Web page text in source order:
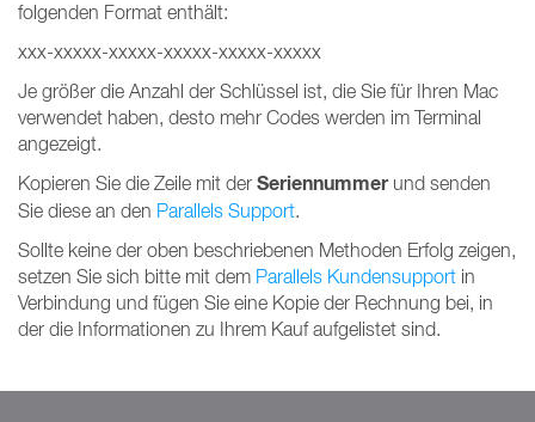
folgenden Format enthält:
xxx-xxxxx-xxxxx-xxxxx-xxxxx-xxxxx
Je größer die Anzahl der Schlüssel ist, die Sie für Ihren Mac
verwendet haben, desto mehr Codes werden im Terminal
angezeigt.
Kopieren Sie die Zeile mit der Seriennummerund senden
Sie diese an den Parallels Support.
Sollte keine der oben beschriebenen Methoden Erfolg zeigen,
setzen Sie sich bitte mit dem Parallels Kundensupport in
Verbindung und fügen Sie eine Kopie der Rechnung bei, in
der die Informationen zu Ihrem Kauf aufgelistet sind.